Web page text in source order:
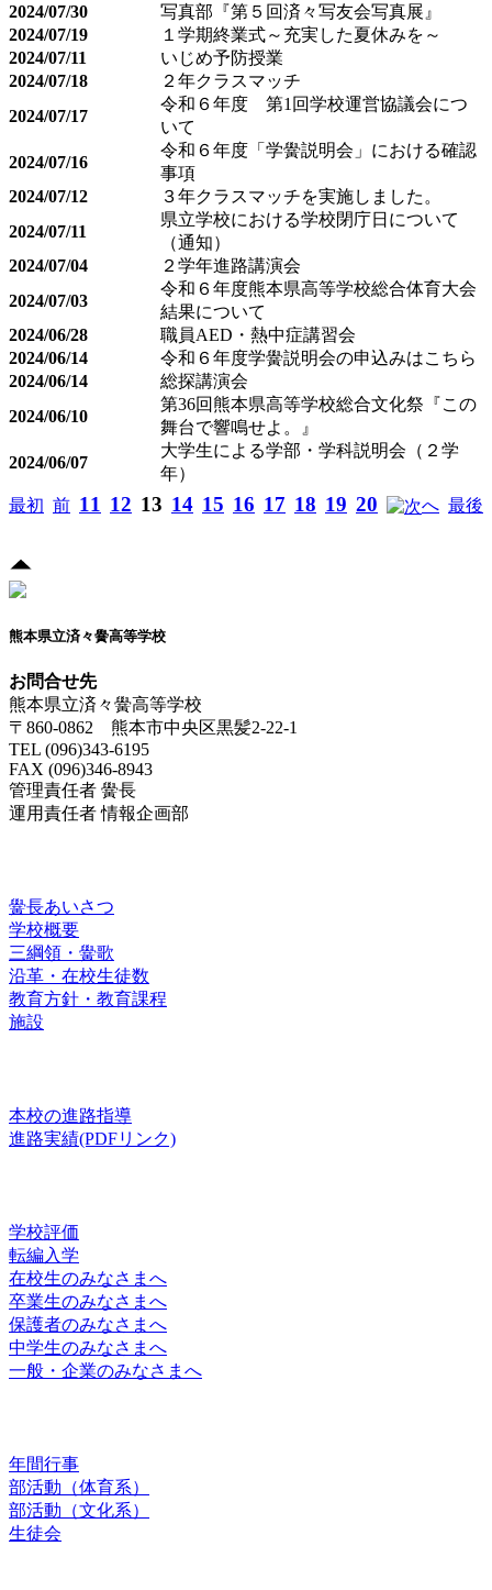
2024/07/30
写真部『第５回済々写友会写真展』
2024/07/19
１学期終業式～充実した夏休みを～
2024/07/11
いじめ予防授業
2024/07/18
２年クラスマッチ
2024/07/17
令和６年度 第1回学校運営協議会につ
いて
2024/07/16
令和６年度「学黌説明会」における確認
事項
2024/07/12
３年クラスマッチを実施しました。
2024/07/11
県立学校における学校閉庁日について
（通知）
2024/07/04
２学年進路講演会
2024/07/03
令和６年度熊本県高等学校総合体育大会
結果について
2024/06/28
職員AED・熱中症講習会
2024/06/14
令和６年度学黌説明会の申込みはこちら
2024/06/14
総探講演会
2024/06/10
第36回熊本県高等学校総合文化祭『この
舞台で響鳴せよ。』
2024/06/07
大学生による学部・学科説明会（２学
年）
最初 前 11 12 13 14 15 16 17 18 19 20 へ 最後
熊本県立済々黌高等学校
お問合せ先
熊本県立済々黌高等学校
〒860-0862 熊本市中央区黒髪2-22-1
TEL (096)343-6195
FAX (096)346-8943
管理責任者 黌長
運用責任者 情報企画部
黌長あいさつ
学校概要
三綱領・黌歌
沿革・在校生徒数
教育方針・教育課程
施設
本校の進路指導
進路実績(PDFリンク)
学校評価
転編入学
在校生のみなさまへ
卒業生のみなさまへ
保護者のみなさまへ
中学生のみなさまへ
一般・企業のみなさまへ
年間行事
部活動（体育系）
部活動（文化系）
生徒会